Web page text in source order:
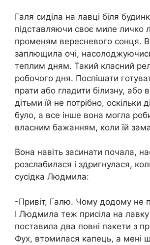
Галя сиділа на лавці біля
підставляючи своє миле личко
променям вересневого сонця.
заплющила очі,
теплим дням. Такий класний
робочого дня. Поспішати
прати або гладити білизну, або
дітьми їй не потрібно, оскільки
було, а все інше вона могла
власним бажанням, коли їй
Вона навіть засинати почала,
розслабилася і здригнулася,
сусідка Людмила:
-Привіт, Галю. Чому додому не
І Людмила теж присіла на лавку
поставила два повні пакети з
Фух, втомилася капець, а мені